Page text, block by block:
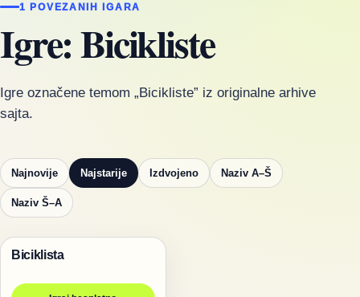
1 POVEZANIH IGARA
Igre: Bicikliste
Igre označene temom „Bicikliste” iz originalne arhive
sajta.
Najnovije Najstarije Izdvojeno Naziv A–Š
Naziv Š–A
Trke
Biciklista